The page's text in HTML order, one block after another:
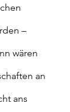
–
wären
an
ans